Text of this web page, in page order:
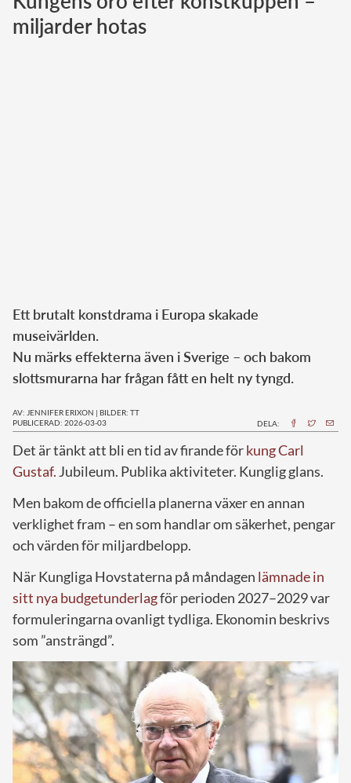
Norska kungahuset
miljarder hotas
Ett brutalt konstdrama i Europa skakade
museivärlden.
Nu märks effekterna även i Sverige – och bakom
slottsmurarna har frågan fått en helt ny tyngd.
AV: JENNIFER ERIXON | BILDER: TT
PUBLICERAD: 2026-03-03
DELA:
Det är tänkt att bli en tid av firande förkung Carl
Gustaf. Jubileum. Publika aktiviteter. Kunglig glans.
Men bakom de officiella planerna växer en annan
verklighet fram – en som handlar om säkerhet, pengar
och värden för miljardbelopp.
När Kungliga Hovstaterna på måndagen lämnade in
sitt nya budgetunderlagför perioden 2027–2029 var
formuleringarna ovanligt tydliga. Ekonomin beskrivs
som ”ansträngd”.